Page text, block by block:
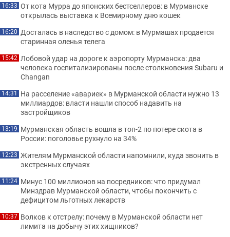
16:33 От кота Мурра до японских бестселлеров: в Мурманске
открылась выставка к Всемирному дню кошек
16:20 Досталась в наследство с домом: в Мурмашах продается
старинная оленья телега
15:42 Лобовой удар на дороге к аэропорту Мурманска: два
человека госпитализированы после столкновения Subaru и
Changan
14:31 На расселение «авариек» в Мурманской области нужно 13
миллиардов: власти нашли способ надавить на
застройщиков
13:19 Мурманская область вошла в топ-2 по потере скота в
России: поголовье рухнуло на 34%
12:23 Жителям Мурманской области напомнили, куда звонить в
экстренных случаях
11:24 Минус 100 миллионов на посредников: что придумал
Минздрав Мурманской области, чтобы покончить с
дефицитом льготных лекарств
10:37 Волков к отстрелу: почему в Мурманской области нет
лимита на добычу этих хищников?